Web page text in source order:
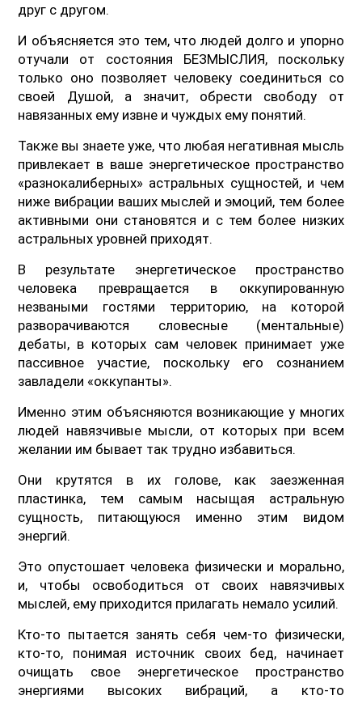
друг с другом.
И объясняется это тем, что людей долго и упорно
отучали от состояния БЕЗМЫСЛИЯ, поскольку
только оно позволяет человеку соединиться со
своей Душой, а значит, обрести свободу от
навязанных ему извне и чуждых ему понятий.
Также вы знаете уже, что любая негативная мысль
привлекает в ваше энергетическое пространство
«разнокалиберных» астральных сущностей, и чем
ниже вибрации ваших мыслей и эмоций, тем более
активными они становятся и с тем более низких
астральных уровней приходят.
В результате энергетическое пространство
человека превращается в оккупированную
незваными гостями территорию, на которой
разворачиваются словесные (ментальные)
дебаты, в которых сам человек принимает уже
пассивное участие, поскольку его сознанием
завладели «оккупанты».
Именно этим объясняются возникающие у многих
людей навязчивые мысли, от которых при всем
желании им бывает так трудно избавиться.
Они крутятся в их голове, как заезженная
пластинка, тем самым насыщая астральную
сущность, питающуюся именно этим видом
энергий.
Это опустошает человека физически и морально,
и, чтобы освободиться от своих навязчивых
мыслей, ему приходится прилагать немало усилий.
Кто-то пытается занять себя чем-то физически,
кто-то, понимая источник своих бед, начинает
очищать свое энергетическое пространство
энергиями высоких вибраций, а кто-то